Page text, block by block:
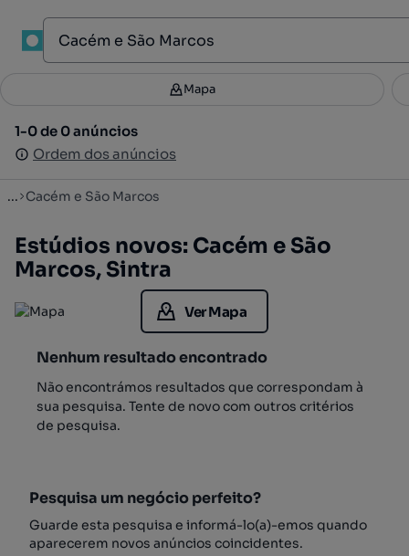
Filtros 3
1-0 de 0 anúncios
Ordem dos anúncios
Mapa
1-0 de 0 anúncios
Ordem dos anúncios
... Cacém e São Marcos
Estúdios novos: Cacém e São
Marcos, Sintra
Ver Mapa
Nenhum resultado encontrado
Não encontrámos resultados que correspondam à
sua pesquisa. Tente de novo com outros critérios
de pesquisa.
Pesquisa um negócio perfeito?
Guarde esta pesquisa e informá-lo(a)-emos quando
aparecerem novos anúncios coincidentes.